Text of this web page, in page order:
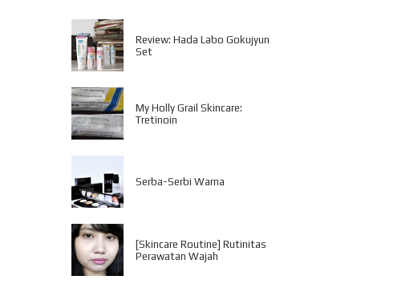
Review: Hada Labo Gokujyun
Set
My Holly Grail Skincare:
Tretinoin
Serba-Serbi Warna
[Skincare Routine] Rutinitas
Perawatan Wajah